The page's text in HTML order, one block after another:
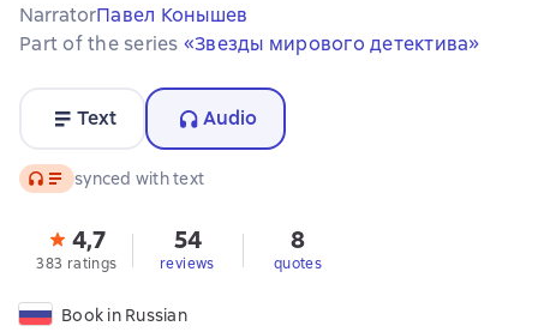
NarratorПавел Конышев
Part of the series «Звезды мирового детектива»
Text Audio
Audio synced with text
4,7
383 ratings
54
reviews
8
quotes
Book in Russian